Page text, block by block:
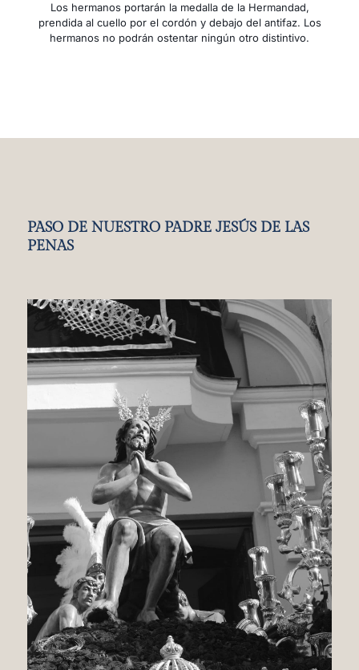
Los hermanos portarán la medalla de la Hermandad,
prendida al cuello por el cordón y debajo del antifaz. Los
hermanos no podrán ostentar ningún otro distintivo.
PASO DE NUESTRO PADRE JESÚS DE LAS
PENAS